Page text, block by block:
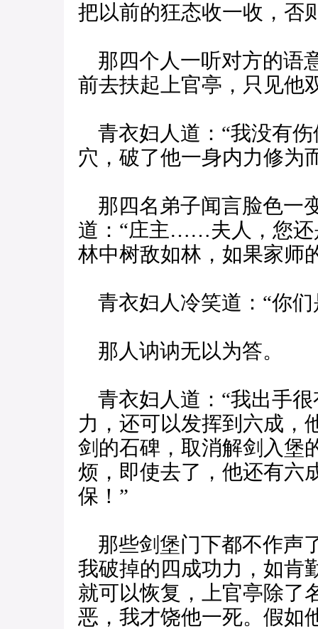
把以前的狂态收一收，否
那四个人一听对方的语
前去扶起上官亭，只见他
青衣妇人道：“我没有
穴，破了他一身内力修为
那四名弟子闻言脸色一
道：“庄主……夫人，您还
林中树敌如林，如果家师
青衣妇人冷笑道：“你们
那人讷讷无以为答。
青衣妇人道：“我出手
力，还可以发挥到六成，
剑的石碑，取消解剑入堡
烦，即使去了，他还有六
保！”
那些剑堡门下都不作声
我破掉的四成功力，如肯
就可以恢复，上官亭除了
恶，我才饶他一死。假如